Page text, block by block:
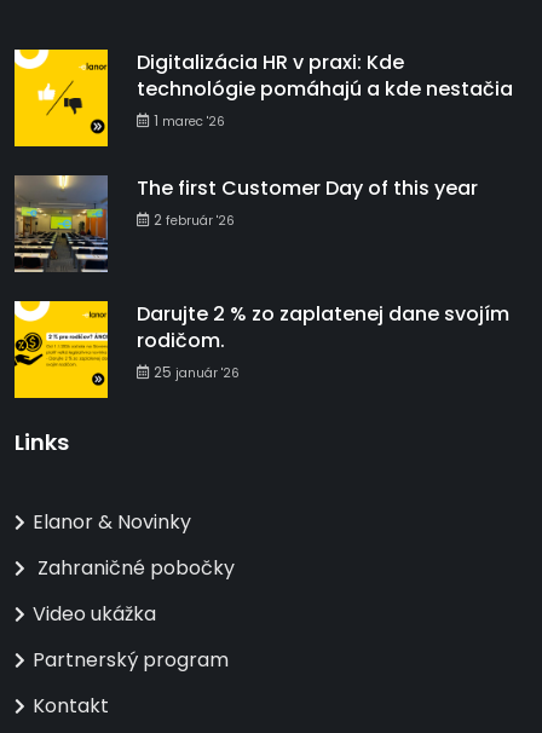
Digitalizácia HR v praxi: Kde
technológie pomáhajú a kde nestačia
1 marec '26
The first Customer Day of this year
2 február '26
Darujte 2 % zo zaplatenej dane svojím
rodičom.
25 január '26
Links
Elanor & Novinky
Zahraničné pobočky
Video ukážka
Partnerský program
Kontakt